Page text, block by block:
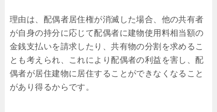
理由は、配偶者居住権が消滅した場合、他の共有者
が自身の持分に応じて配偶者に建物使用料相当額の
金銭支払いを請求したり、共有物の分割を求めるこ
とも考えられ、これにより配偶者の利益を害し、配
偶者が居住建物に居住することができなくなること
があり得るからです。